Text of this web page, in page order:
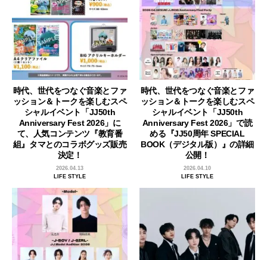
時代、世代をつなぐ音楽とファ
ッション＆トークを楽しむスペ
シャルイベント「JJ50th
Anniversary Fest 2026」に
て、人気コンテンツ『教育番
組』タマとのコラボグッズ販売
決定！
2026.04.13
LIFE STYLE
時代、世代をつなぐ音楽とファ
ッション＆トークを楽しむスペ
シャルイベント「JJ50th
Anniversary Fest 2026」で読
める『JJ50周年 SPECIAL
BOOK（デジタル版）』の詳細
公開！
2026.04.10
LIFE STYLE